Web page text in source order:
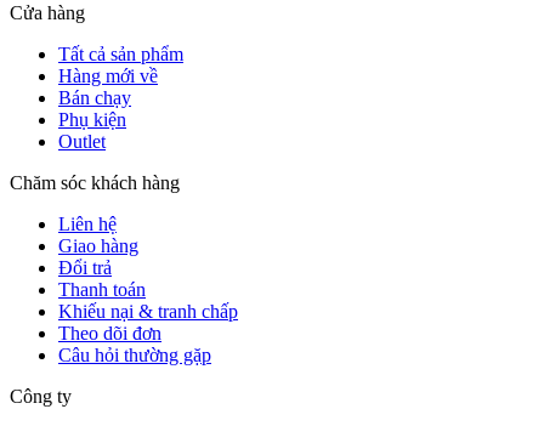
Cửa hàng
Tất cả sản phẩm
Hàng mới về
Bán chạy
Phụ kiện
Outlet
Chăm sóc khách hàng
Liên hệ
Giao hàng
Đổi trả
Thanh toán
Khiếu nại & tranh chấp
Theo dõi đơn
Câu hỏi thường gặp
Công ty